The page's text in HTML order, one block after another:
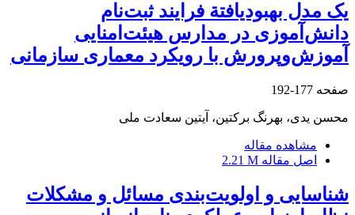
یک مدل بهبودیافتة فرایند ثبت‌نام
دانش‌آموزی در مدارس هیئت‌امنایی
آموزش‌وپرورش با رویکرد معماری سازمانی
صفحه 177-192
محسن یدی، بهرنگ برکتین، آیتین سعادت ملی
مشاهده مقاله
اصل مقاله 2.21 M
شناسایی و اولویت‌بندی مسائل و مشکلات